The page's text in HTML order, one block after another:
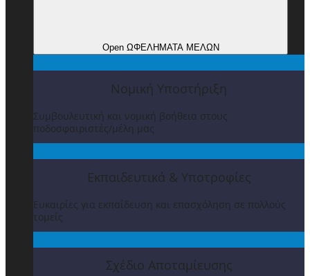
Open ΩΦΕΛΗΜΑΤΑ ΜΕΛΩΝ
Νομική Υποστήριξη
Συμβουλευτική και νομική βοήθεια στους
ποδοσφαιριστές/μέλη μας
Εκπαιδευτικά & Υποτροφίες
Ευκαιρίες για εκπαίδευση και επασχόληση σε πολλούς
τομείς
Σχέδιο Αποταμίευσης